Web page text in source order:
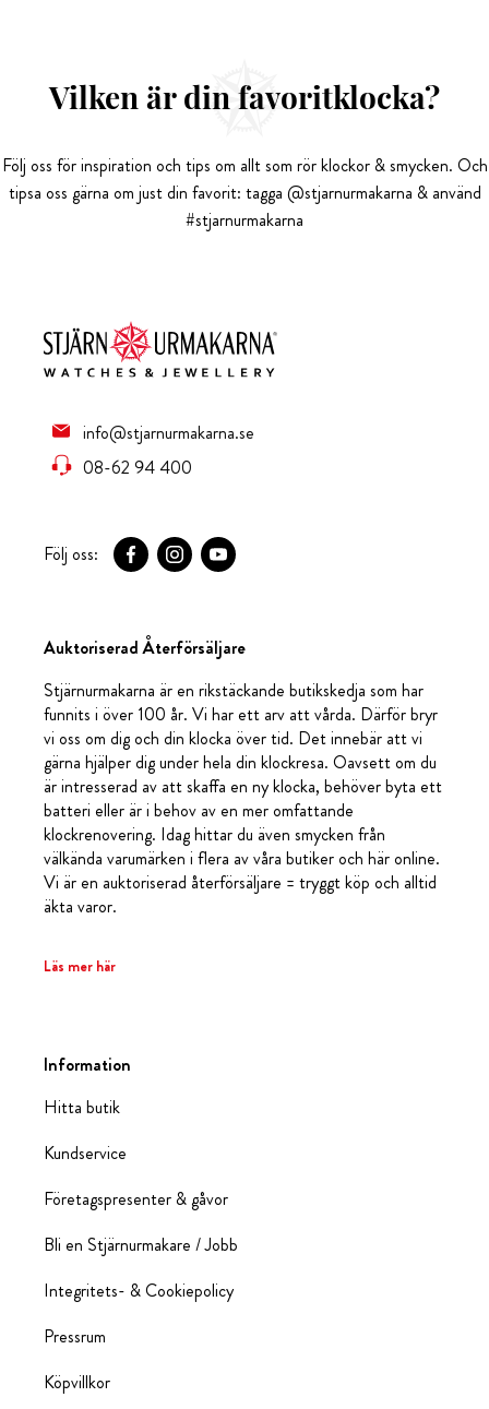
Vilken är din favoritklocka?
Följ oss för inspiration och tips om allt som rör klockor & smycken. Och
tipsa oss gärna om just din favorit: tagga @stjarnurmakarna & använd
#stjarnurmakarna
info@stjarnurmakarna.se
08-62 94 400
Följ oss:
Auktoriserad Återförsäljare
Stjärnurmakarna är en rikstäckande butikskedja som har
funnits i över 100 år. Vi har ett arv att vårda. Därför bryr
vi oss om dig och din klocka över tid. Det innebär att vi
gärna hjälper dig under hela din klockresa. Oavsett om du
är intresserad av att skaffa en ny klocka, behöver byta ett
batteri eller är i behov av en mer omfattande
klockrenovering. Idag hittar du även smycken från
välkända varumärken i flera av våra butiker och här online.
Vi är en auktoriserad återförsäljare = tryggt köp och alltid
äkta varor.
Läs mer här
Information
Hitta butik
Kundservice
Företagspresenter & gåvor
Bli en Stjärnurmakare / Jobb
Integritets- & Cookiepolicy
Pressrum
Köpvillkor